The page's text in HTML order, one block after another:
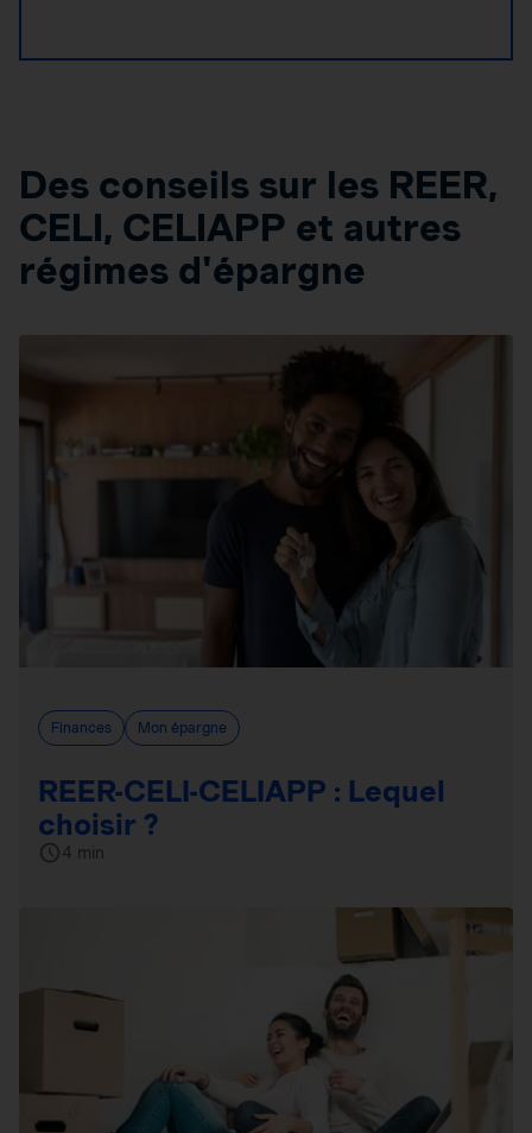
Des conseils sur les REER,
CELI, CELIAPP et autres
régimes d'épargne
Finances Mon épargne
REER-CELI-CELIAPP : Lequel
choisir ?
4 min